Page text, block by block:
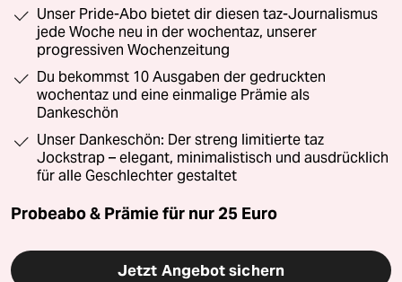
Unser Pride-Abo bietet dir diesen taz-Journalismus
jede Woche neu in der wochentaz, unserer
progressiven Wochenzeitung
Du bekommst 10 Ausgaben der gedruckten
wochentaz und eine einmalige Prämie als
Dankeschön
Unser Dankeschön: Der streng limitierte taz
Jockstrap – elegant, minimalistisch und ausdrücklich
für alle Geschlechter gestaltet
Probeabo & Prämie für nur 25 Euro
Jetzt Angebot sichern